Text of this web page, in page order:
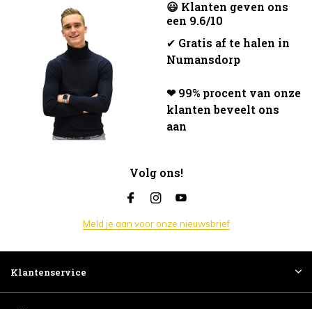
😃 Klanten geven ons
een 9.6/10
✔ Gratis af te halen in
Numansdorp
❤ 99% procent van onze
klanten beveelt ons
aan
Volg ons!
Meld je aan voor onze nieuwsbrief
Klantenservice